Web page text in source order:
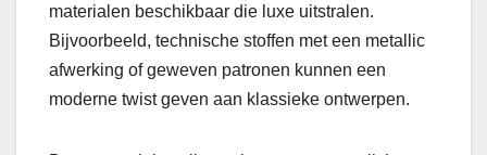
materialen beschikbaar die luxe uitstralen.
Bijvoorbeeld, technische stoffen met een metallic
afwerking of geweven patronen kunnen een
moderne twist geven aan klassieke ontwerpen.